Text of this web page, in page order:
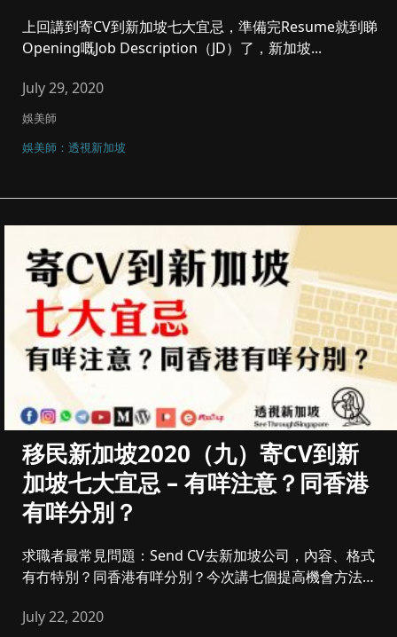
上回講到寄CV到新加坡七大宜忌，準備完Resume就到睇
Opening嘅Job Description（JD）了，新加坡...
July 29, 2020
娛美師
娛美師：透視新加坡
移民新加坡2020（九）寄CV到新
加坡七大宜忌 – 有咩注意？同香港
有咩分別？
求職者最常見問題：Send CV去新加坡公司，內容、格式
有冇特別？同香港有咩分別？今次講七個提高機會方法及
July 22, 2020